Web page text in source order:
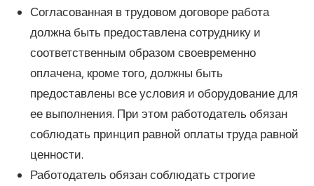
Согласованная в трудовом договоре работа
должна быть предоставлена сотруднику и
соответственным образом своевременно
оплачена, кроме того, должны быть
предоставлены все условия и оборудование для
ее выполнения. При этом работодатель обязан
соблюдать принцип равной оплаты труда равной
ценности.
Работодатель обязан соблюдать строгие